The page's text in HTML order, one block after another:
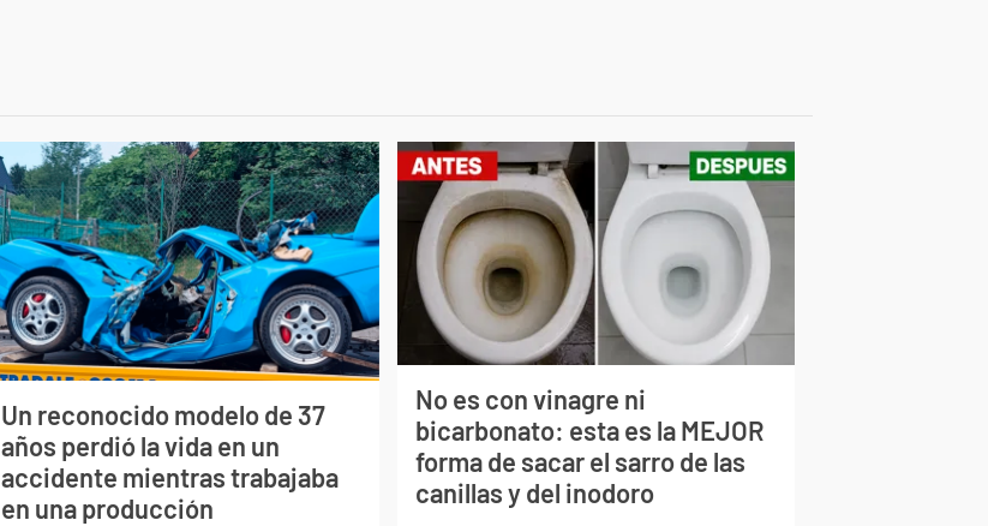
Un reconocido modelo de 37
años perdió la vida en un
accidente mientras trabajaba
en una producción
No es con vinagre ni
bicarbonato: esta es la MEJOR
forma de sacar el sarro de las
canillas y del inodoro